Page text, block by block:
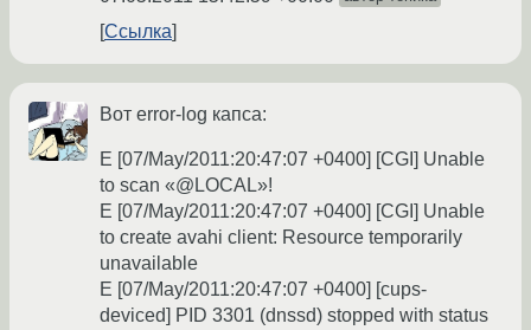
Ссылка
Вот error-log капса:
E [07/May/2011:20:47:07 +0400] [CGI] Unable
to scan «@LOCAL»!
E [07/May/2011:20:47:07 +0400] [CGI] Unable
to create avahi client: Resource temporarily
unavailable
E [07/May/2011:20:47:07 +0400] [cups-
deviced] PID 3301 (dnssd) stopped with status